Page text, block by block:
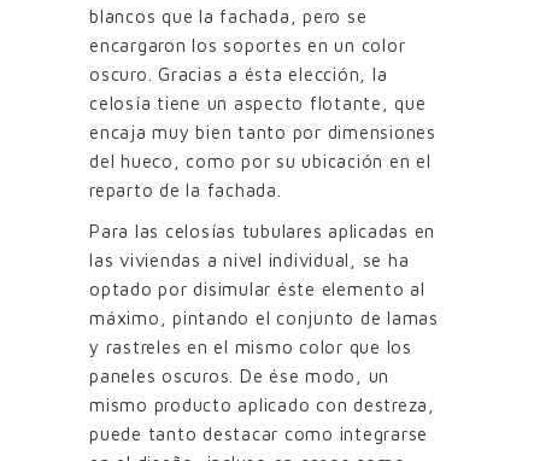
blancos que la fachada, pero se
encargaron los soportes en un color
oscuro. Gracias a ésta elección, la
celosía tiene un aspecto flotante, que
encaja muy bien tanto por dimensiones
del hueco, como por su ubicación en el
reparto de la fachada.
Para las celosías tubulares aplicadas en
las viviendas a nivel individual, se ha
optado por disimular éste elemento al
máximo, pintando el conjunto de lamas
y rastreles en el mismo color que los
paneles oscuros. De ése modo, un
mismo producto aplicado con destreza,
puede tanto destacar como integrarse